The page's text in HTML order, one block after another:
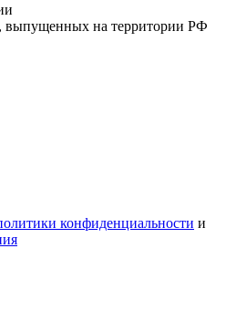
выпущенных на территории РФ
конфиденциальности и